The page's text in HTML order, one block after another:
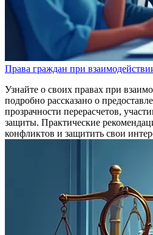
Права граждан при
Узнайте о своих правах при
подробно рассказано о
прозрачности перерасчетов,
защиты. Практические
конфликтов и защитить свои